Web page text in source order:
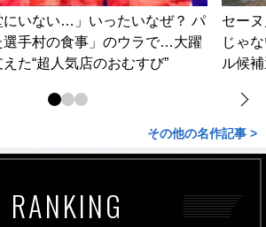
にいない…」いったいなぜ？ パ
選手村の食事」のウラで…大躍
た“超人気店のおむすび”
セー
じゃ
ル候
その他の名作記事 >
RANKING